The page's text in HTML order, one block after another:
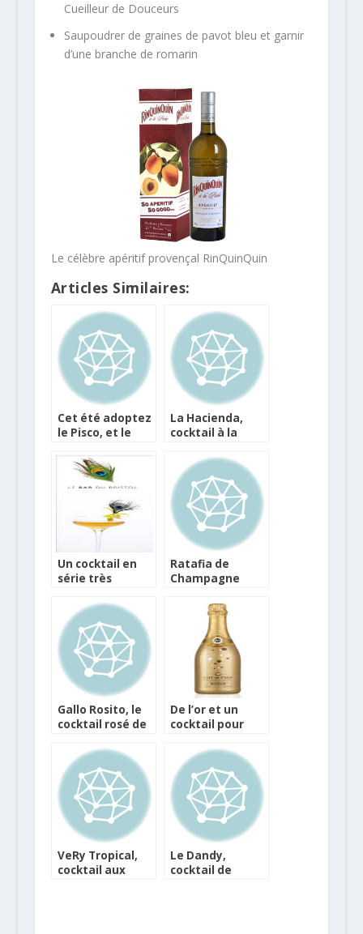
Cueilleur de Douceurs
Saupoudrer de graines de pavot bleu et garnir
d’une branche de romarin
Le célèbre apéritif provençal RinQuinQuin
Articles Similaires:
Cet été adoptez
le Pisco, et le
Pisco Sour
La Hacienda,
cocktail à la
Silver par Mido
Ahmed Yahi
Un cocktail en
série très
Bristol
Ratafia de
Champagne
Gallo Rosito, le
cocktail rosé de
De l’or et un
cocktail pour
l’année
VeRy Tropical,
cocktail aux
Le Dandy,
cocktail de